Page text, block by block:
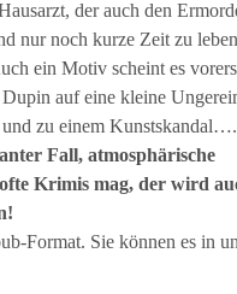
der auch den
nur noch kurze Zeit zu
ein Motiv scheint es
auf eine kleine
zu einem
Fall, atmosphärische
Krimis mag, der wird
Format. Sie können es in